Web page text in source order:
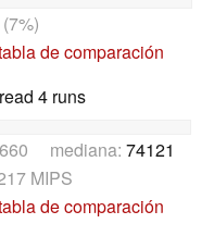
de comparación
4 runs
mediana: 74121
MIPS
de comparación